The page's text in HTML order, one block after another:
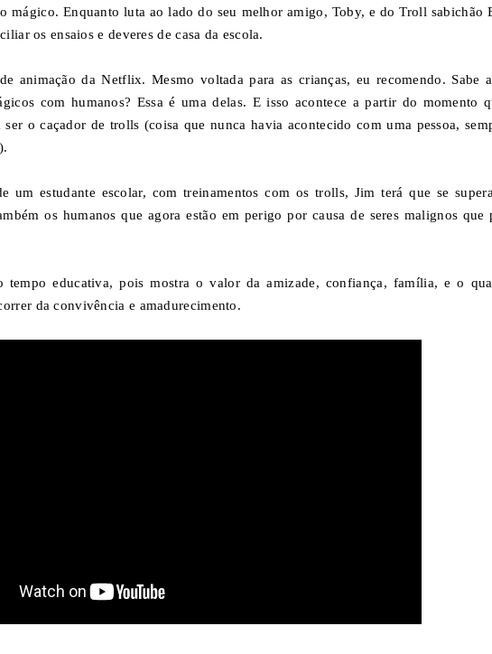
mágico. Enquanto luta ao lado do seu melhor amigo, Toby, e do Troll sabichão
os ensaios e deveres de casa da escola.
animação da Netflix. Mesmo voltada para as crianças, eu recomendo. Sabe
com humanos? Essa é uma delas. E isso acontece a partir do momento
o caçador de trolls (coisa que nunca havia acontecido com uma pessoa,
um estudante escolar, com treinamentos com os trolls, Jim terá que se
os humanos que agora estão em perigo por causa de seres malignos que
tempo educativa, pois mostra o valor da amizade, confiança, família, e o
da convivência e amadurecimento.